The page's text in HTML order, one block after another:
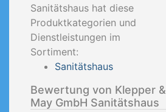
Sanitätshaus hat diese
Produktkategorien und
Dienstleistungen im
Sortiment:
Sanitätshaus
Bewertung von Klepper &
May GmbH Sanitätshaus